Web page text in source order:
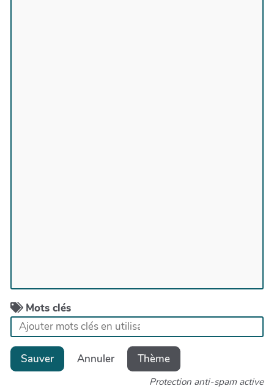
Mots clés
Sauver Annuler Thème
Protection anti-spam active